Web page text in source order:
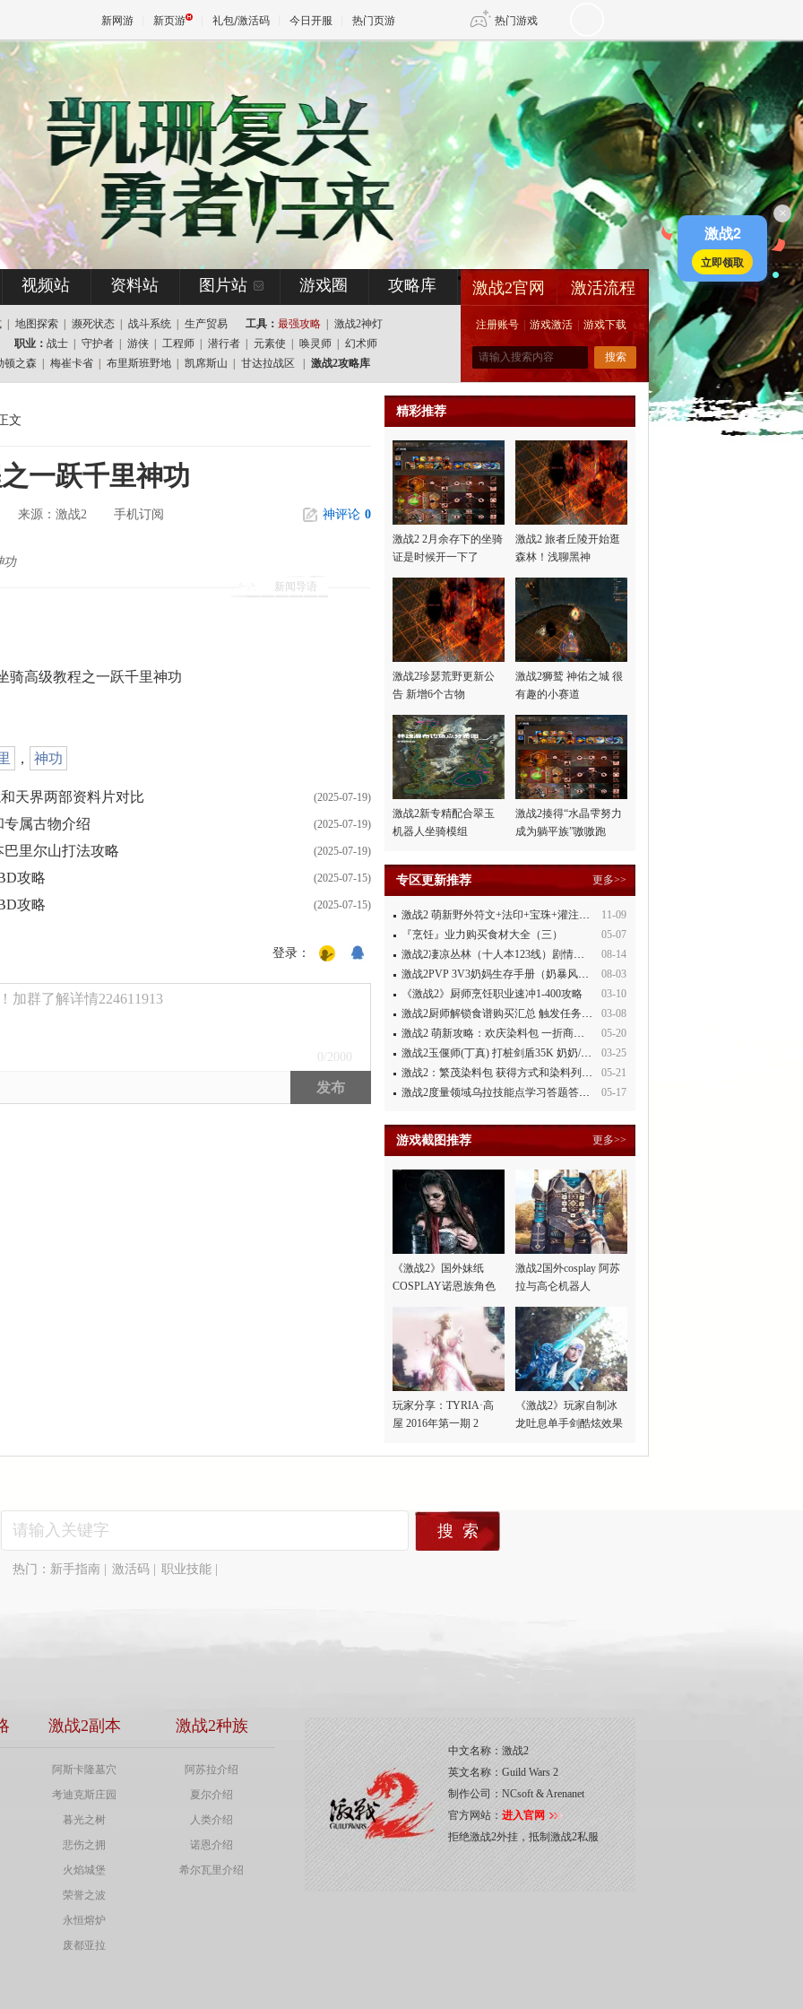
新网游 新页游 礼包/激活码 今日开服 热门页游 热门游戏
传奇4
天堂 剑网3旗舰版 新天龙八部
王权与自由 诛仙世界
视频站 资料站 图片站 游戏圈 攻略库
地图探索 濒死状态 战斗系统 生产贸易 工具： 最强攻略
激战2神灯
职业： 战士 守护者 游侠 工程师 潜行者 元素使 唤灵师
幻术师
顿之森
梅崔卡省 布里斯班野地 凯席斯山 甘达拉战区 激战2攻略库
激战2官网 激活流程
注册账号 游戏激活 游戏下载
文
一跃千里神功
来源： 激战2 手机订阅 神评论 0
新闻导语
功
骑高级教程之一跃千里神功
， 神功
(2025-07-19)
天界两部资料片对比
(2025-07-19)
属古物介绍
(2025-07-19)
里尔山打法攻略
(2025-07-15)
攻略
(2025-07-15)
攻略
登录：
加群了解详情224611913
0 /2000
发布
精彩推荐
激战2 2月余存下的坐骑
证是时候开一下了
激战2 旅者丘陵开始逛
森林！浅聊黑神
话“悟…
激战2珍瑟荒野更新公
告 新增6个古物
激战2狮鹫 神佑之城 很
有趣的小赛道
激战2新专精配合翠玉
机器人坐骑模组
激战2揍得“水晶雫努力
成为躺平族”嗷嗷跑
专区更新推荐 更多>>
11-09
激战2 萌新野外符文+法印+宝珠+灌注全讲解
05-07
『烹饪』业力购买食材大全（三）
08-14
激战2凄凉丛林（十人本123线）剧情整理
08-03
激战2PVP 3V3奶妈生存手册（奶暴风、奶守护）
03-10
《激战2》厨师烹饪职业速冲1-400攻略
03-08
激战2厨师解锁食谱购买汇总 触发任务攻略
05-20
激战2 萌新攻略：欢庆染料包 一折商场買
03-25
激战2玉偃师(丁真) 打桩剑盾35K 奶奶/萌新都会玩
05-21
激战2：繁茂染料包 获得方式和染料列表
05-17
激战2度量领域乌拉技能点学习答题答案
游戏截图推荐 更多>>
《激战2》国外妹纸
COSPLAY诺恩族角色
激战2国外cosplay 阿苏
拉与高仑机器人
玩家分享：TYRIA·高
屋 2016年第一期 2
《激战2》玩家自制冰
龙吐息单手剑酷炫效果
热门： 新手指南 激活码 职业技能
激战2副本
阿斯卡隆墓穴
考迪克斯庄园
暮光之树
悲伤之拥
火焰城堡
荣誉之波
永恒熔炉
废都亚拉
激战2种族
阿苏拉介绍
夏尔介绍
人类介绍
诺恩介绍
希尔瓦里介绍
中文名称：激战2
英文名称： Guild Wars 2
制作公司：NCsoft & Arenanet
官方网站：进入官网
拒绝激战2外挂，抵制激战2私服
×
激战2
立即领取